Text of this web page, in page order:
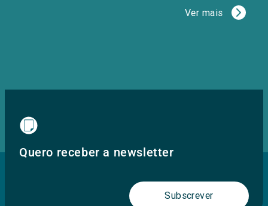
Ver mais
Quero receber a newsletter
Subscrever